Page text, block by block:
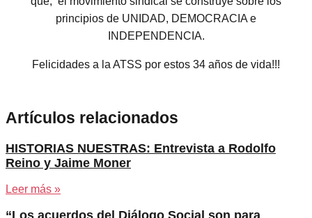
principios de UNIDAD, DEMOCRACIA e
INDEPENDENCIA.
Felicidades a la ATSS por estos 34 años de vida!!!
Artículos relacionados
HISTORIAS NUESTRAS: Entrevista a Rodolfo
Reino y Jaime Moner
Leer más »